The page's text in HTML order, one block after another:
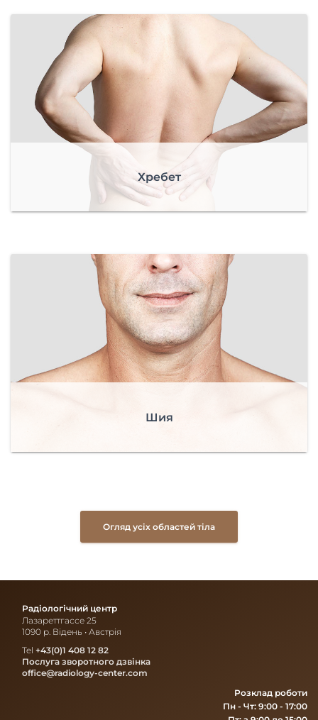
Хребет
Шия
Огляд усіх областей тіла
Радіологічний центр
Лазареттгассе 25
1090 р. Відень • Австрія
Tel +43(0)1 408 12 82
Послуга зворотного дзвінка
office@radiology-center.com
Розклад роботи
Пн - Чт: 9:00 - 17:00